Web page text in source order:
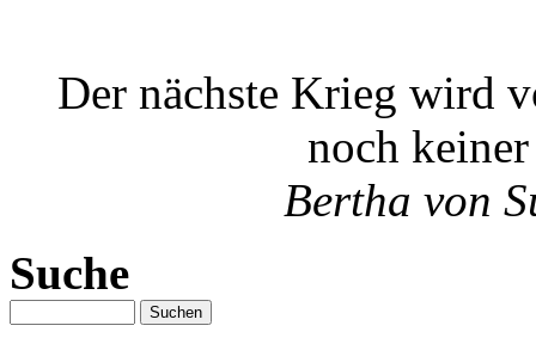
Der nächste Krieg wird
noch
Bertha von
Suche